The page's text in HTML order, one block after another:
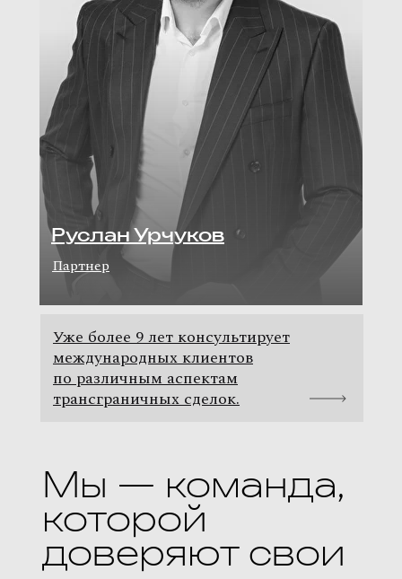
Уже более 9 лет консультирует
международных клиентов
по различным аспектам
трансграничных сделок.
Руслан Урчуков
Партнер
Мы — команда,
которой
доверяют свои